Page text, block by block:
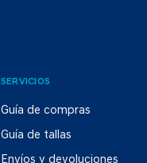
SERVICIOS
Guía de compras
Guía de tallas
Envíos y devoluciones